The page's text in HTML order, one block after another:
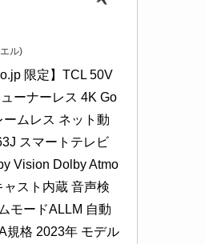
ル)
限定】TCL 50V
ーナーレス 4K Go
ムレス ネット動
スマートテレビ
Vision Dolby Atmo
スト内蔵 音声検
モードALLM 自動
規格 2023年 モデル